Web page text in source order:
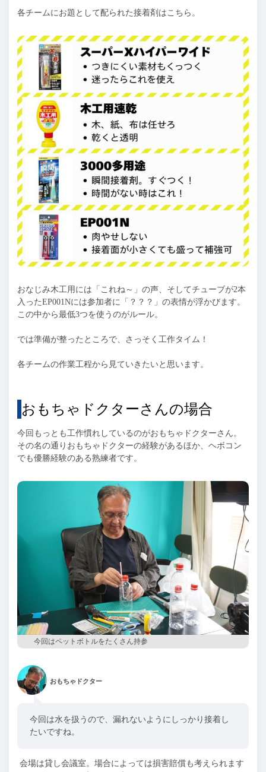
各チームにお題として配られた接着剤はこちら。
おなじみ木工用には「これね～」の声、そしてチューブが2本
入ったEP001Nには参加者に「？？？」の表情が浮かびます。
この中から最低3つを使うのがルール。
では準備が整ったところで、さっそく工作タイム！
各チームの作業工程から見ていきたいと思います。
おもちゃドクターさんの場合
今回もっとも工作慣れしているのがおもちゃドクターさん。
その名の通りおもちゃドクターの経験があるほか、ヘボコン
でも優勝経験のある熟練者です。
今回はペットボトルをたくさん持参
おもちゃドクター
今回は水を扱うので、漏れないようにしっかり接着し
たいですね。
会場は貸し会議室。場合によっては損害賠償も考えられます